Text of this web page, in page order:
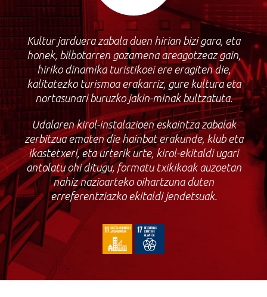
Kultur jarduera zabala duen hirian bizi gara, eta
honek, bilbotarren gozamena areagotzeaz gain,
hiriko dinamika turistikoei ere eragiten die,
kalitatezko turismoa erakarriz, gure kultura eta
nortasunari buruzko jakin-minak bultzatuta.
Udalaren kirol-instalazioen eskaintza zabalak
zerbitzua ematen die hainbat erakunde, klub eta
ikastetxeri, eta urterik urte, kirol-ekitaldi ugari
antolatu ohi ditugu, formatu txikikoak auzoetan
nahiz nazioarteko oihartzuna duten
erreferentziazko ekitaldi jendetsuak.